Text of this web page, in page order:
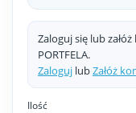
Zaloguj się lub
PORTFELA.
Zaloguj lubZałóż
Ilość